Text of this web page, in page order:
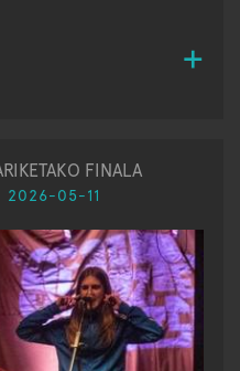
FINALA
2026-05-11